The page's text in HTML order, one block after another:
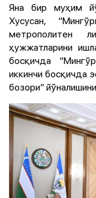
Яна бир муҳим
Хусусан,
метрополитен
ҳужжатларини
босқичда
иккинчи босқичда
бозори”